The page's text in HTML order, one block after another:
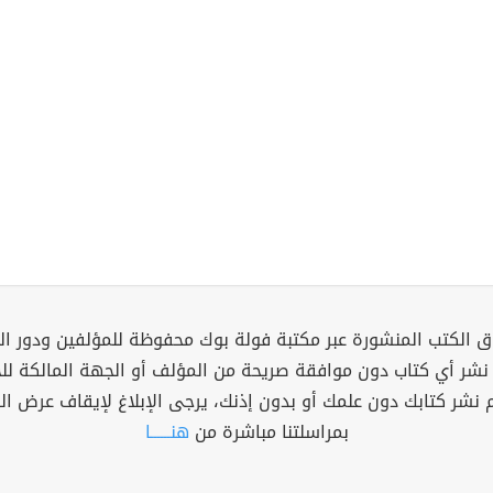
الكتب المنشورة عبر مكتبة فولة بوك محفوظة للمؤلفين ودور
نشر أي كتاب دون موافقة صريحة من المؤلف أو الجهة المالكة
نشر كتابك دون علمك أو بدون إذنك، يرجى الإبلاغ لإيقاف عرض
بمراسلتنا مباشرة من هنــــــا